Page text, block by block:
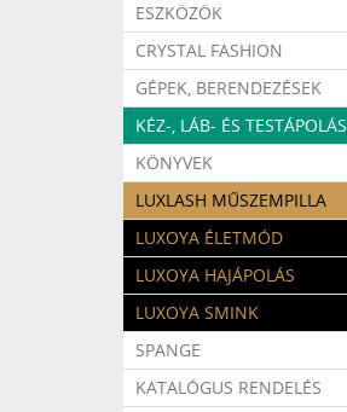
ESZKÖZÖK
CRYSTAL FASHION
GÉPEK, BERENDEZÉSEK
KÉZ-, LÁB- ÉS TESTÁPOLÁS
KÖNYVEK
LUXLASH MŰSZEMPILLA
LUXOYA ÉLETMÓD
LUXOYA HAJÁPOLÁS
LUXOYA SMINK
SPANGE
KATALÓGUS RENDELÉS